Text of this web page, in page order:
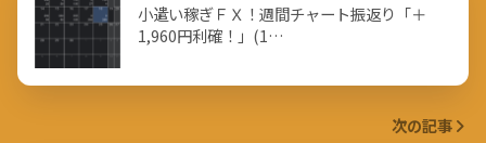
小遣い稼ぎＦＸ！週間チャート振返り「＋
1,960円利確！」(1…
次の記事